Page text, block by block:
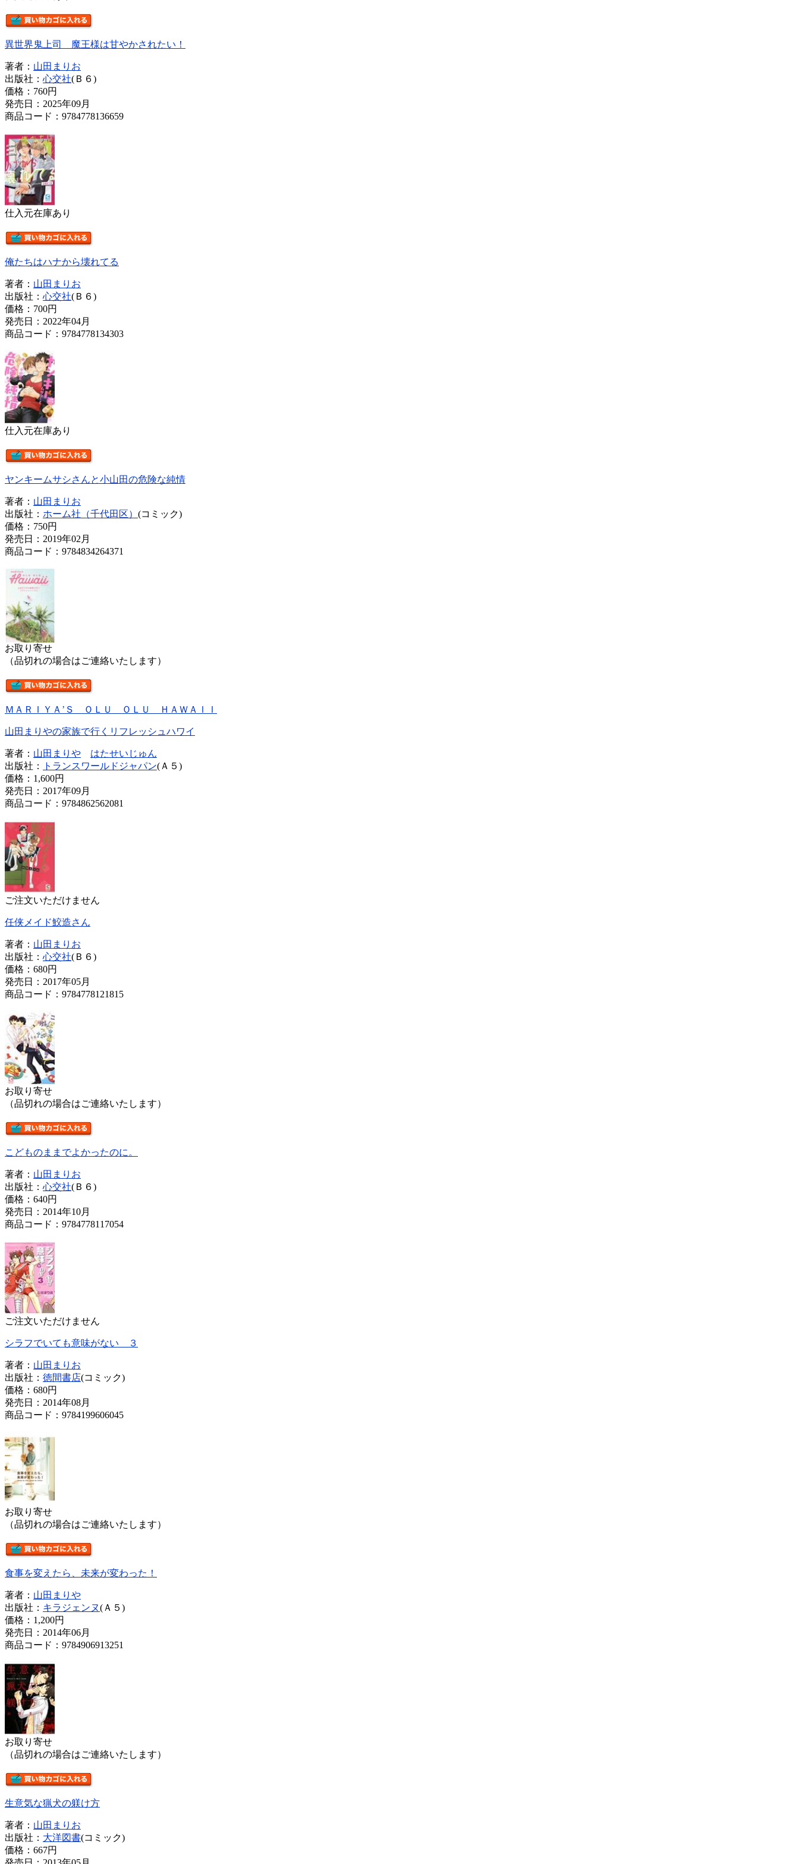
異世界鬼上司 魔王様は甘やかされたい！
著者： 山田まりお
出版社： 心交社(Ｂ６)
価格： 760円
発売日：2025年09月
商品コード：9784778136659
仕入元在庫あり
俺たちはハナから壊れてる
著者： 山田まりお
出版社： 心交社(Ｂ６)
価格： 700円
発売日：2022年04月
商品コード：9784778134303
仕入元在庫あり
ヤンキームサシさんと小山田の危険な純情
著者： 山田まりお
出版社： ホーム社（千代田区） (コミック)
価格： 750円
発売日：2019年02月
商品コード：9784834264371
お取り寄せ
（品切れの場合はご連絡いたします）
ＭＡＲＩＹＡ’Ｓ ＯＬＵ ＯＬＵ ＨＡＷＡＩＩ
山田まりやの家族で行くリフレッシュハワイ
著者： 山田まりや
はたせいじゅん
出版社：
トランスワールドジャパン(Ａ５)
価格： 1,600円
発売日：2017年09月
商品コード：9784862562081
ご注文いただけません
任侠メイド鮫造さん
著者： 山田まりお
出版社： 心交社(Ｂ６)
価格： 680円
発売日：2017年05月
商品コード：9784778121815
お取り寄せ
（品切れの場合はご連絡いたします）
こどものままでよかったのに。
著者： 山田まりお
出版社： 心交社(Ｂ６)
価格： 640円
発売日：2014年10月
商品コード：9784778117054
ご注文いただけません
シラフでいても意味がない ３
著者： 山田まりお
出版社： 徳間書店(コミック)
価格： 680円
発売日：2014年08月
商品コード：9784199606045
お取り寄せ
（品切れの場合はご連絡いたします）
食事を変えたら、未来が変わった！
著者： 山田まりや
出版社： キラジェンヌ(Ａ５)
価格： 1,200円
発売日：2014年06月
商品コード：9784906913251
お取り寄せ
（品切れの場合はご連絡いたします）
生意気な猟犬の躾け方
著者： 山田まりお
出版社： 大洋図書(コミック)
価格： 667円